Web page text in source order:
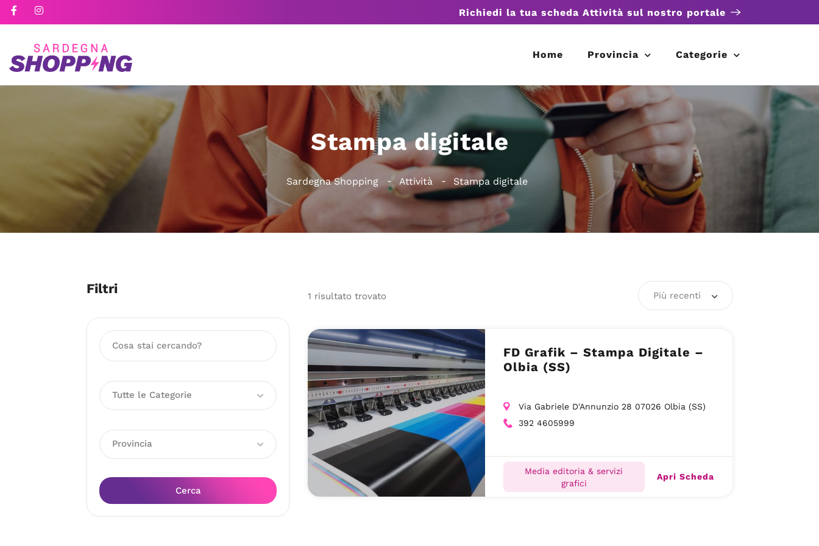
Richiedi la tua scheda Attività sul nostro portale
Home Provincia Categorie
Stampa digitale
Sardegna Shopping Attività Stampa digitale
Filtri
Tutte le Categorie
Provincia
Cerca
1 risultato trovato Più recenti
FD Grafik – Stampa Digitale –
Olbia (SS)
Via Gabriele D'Annunzio 28 07026 Olbia (SS)
392 4605999
Media editoria & servizi
grafici
Apri Scheda